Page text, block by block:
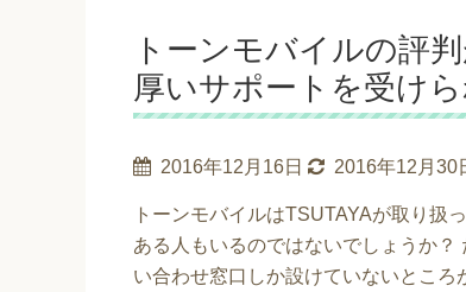
トーンモバイルの評
厚いサポートを受け
2016年12月16日 2016年12月30
トーンモバイルはTSUTAYAが取り扱
ある人もいるのではないでしょうか
い合わせ窓口しか設けていないところ